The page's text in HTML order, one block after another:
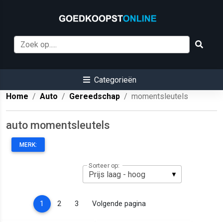
Categorieën
Home
Auto Gereedschap momentsleutels
auto momentsleutels
MERK:
Sorteer op:
1 (current)
2 3 Volgende pagina